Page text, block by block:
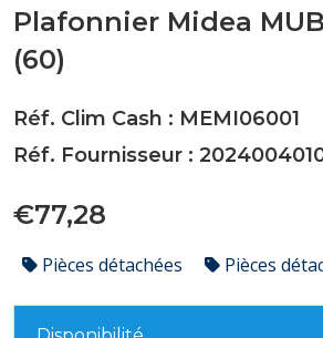
Plafonnier Midea
(60)
Réf. Clim Cash : MEMI06001
Réf. Fournisseur :
€77,28
Pièces détachées Pièces